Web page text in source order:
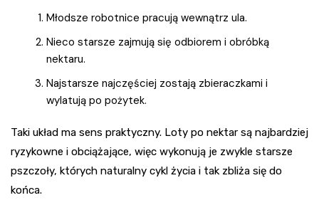
Młodsze robotnice pracują wewnątrz ula.
Nieco starsze zajmują się odbiorem i obróbką
nektaru.
Najstarsze najczęściej zostają zbieraczkami i
wylatują po pożytek.
Taki układ ma sens praktyczny. Loty po nektar są najbardziej
ryzykowne i obciążające, więc wykonują je zwykle starsze
pszczoły, których naturalny cykl życia i tak zbliża się do
końca.